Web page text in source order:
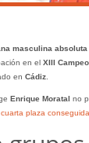
masculina
en el XIII
en Cádiz.
Enrique Moratal no
cuarta plaza